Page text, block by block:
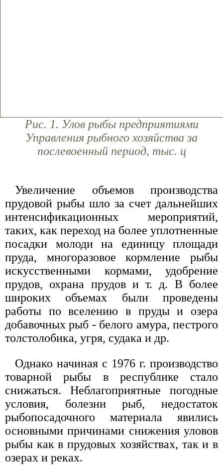
Рис. 1. Улов рыбы предприятиями
Управления рыбного хозяйства за
послевоенный период, тыс. ц
Увеличение объемов производства
прудовой рыбы шло за счет дальнейших
интенсификационных мероприятий,
таких, как переход на более уплотненные
посадки молоди на единицу площади
пруда, многоразовое кормление рыбы
искусственными кормами, удобрение
прудов, охрана прудов и т. д. В более
широких объемах были проведены
работы по вселению в пруды и озера
добавочных рыб - белого амура, пестрого
толстолобика, угря, судака и др.
Однако начиная с 1976 г. производство
товарной рыбы в республике стало
снижаться. Неблагоприятные погодные
условия, болезни рыб, недостаток
рыбопосадочного материала явились
основными причинами снижения уловов
рыбы как в прудовых хозяйствах, так и в
озерах и реках.